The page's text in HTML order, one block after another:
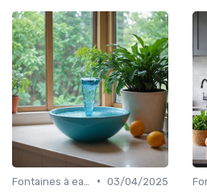
• 03/04/2025